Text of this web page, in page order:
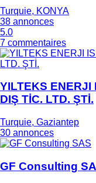
Turquie, KONYA
38 annonces
5.0
7 commentaires
YILTEKS ENERJI
DIŞ TİC. LTD. ŞTİ.
Turquie, Gaziantep
30 annonces
GF Consulting